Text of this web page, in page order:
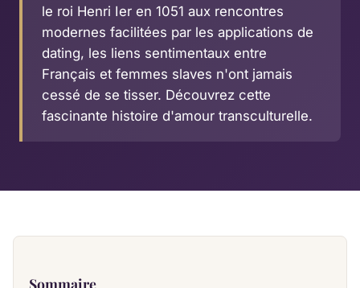
le roi Henri Ier en 1051 aux rencontres
modernes facilitées par les applications de
dating, les liens sentimentaux entre
Français et femmes slaves n'ont jamais
cessé de se tisser. Découvrez cette
fascinante histoire d'amour transculturelle.
Sommaire